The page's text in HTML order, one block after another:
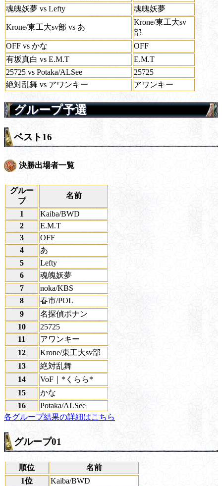
魂魄妖夢 vs Lefty
魂魄妖夢
Krone/東工大sv部 vs あ
Krone/東工大sv
部
OFF vs かな
OFF
有坂真白 vs E.M.T
E.M.T
25725 vs Potaka/ALSee
25725
絶対乱舞 vs アワンキー
アワンキー
グループ予選
ベスト16
決勝出場者一覧
グルー
プ
名前
1
Kaiba/BWD
2
E.M.T
3
OFF
4
あ
5
Lefty
6
魂魄妖夢
7
noka/KBS
8
春市/POL
9
名探偵ポナン
10
25725
11
アワンキー
12
Krone/東工大sv部
13
絶対乱舞
14
VoF｜*くらら*
15
かな
16
Potaka/ALSee
各グループ結果の詳細はこちら
グループ01
順位
名前
1位
Kaiba/BWD